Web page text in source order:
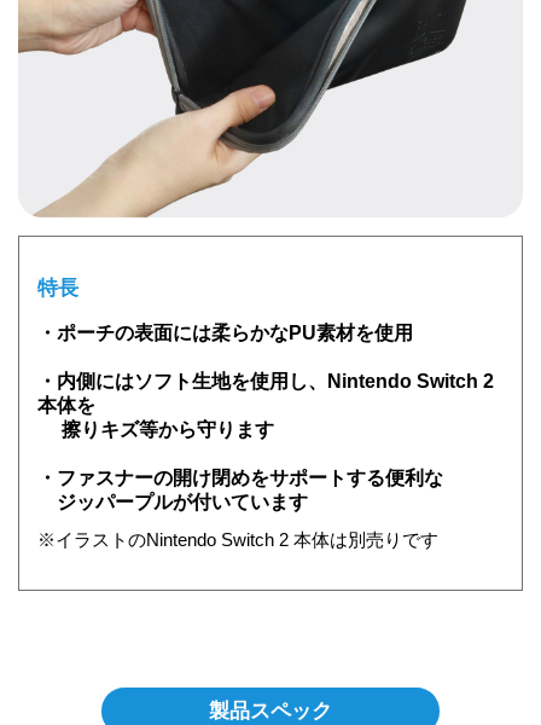
特長
・ポーチの表面には柔らかなPU素材を使用
・内側にはソフト生地を使用し、Nintendo Switch 2
本体を
擦りキズ等から守ります
・ファスナーの開け閉めをサポートする便利な
ジッパープルが付いています
※イラストのNintendo Switch 2 本体は別売りです
製品スペック